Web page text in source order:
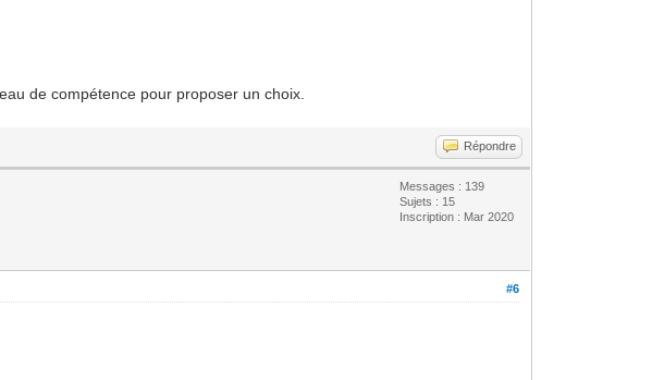
de compétence pour proposer un choix.
Répondre
Messages : 139
Sujets : 15
Inscription : Mar 2020
#6